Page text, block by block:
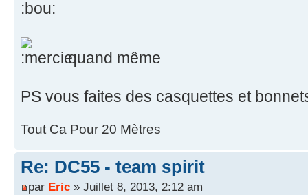
quand même
PS vous faites des casquettes et
Tout Ca Pour 20 Mètres
Re: DC55 - team spirit
par Eric » Juillet 8, 2013, 2:12 am